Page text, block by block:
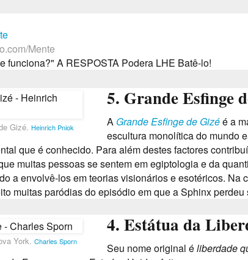
Mente
funciona?" A RESPOSTA Podera LHE Batê-lo!
Gizé. Heinrich Pniok
5. Grande Esfinge
A Grande Esfinge de Gizéé a
escultura monolítica do mundo
que é conhecido. Para além destes factores
muitas pessoas se sentem em egiptologia e da
a envolvê-los em teorias visionários e esotéricos. Na
muitas paródias do episódio em que a Sphinx perdeu
York. Charles Sporn
4. Estátua da
Seu nome original éliberdade